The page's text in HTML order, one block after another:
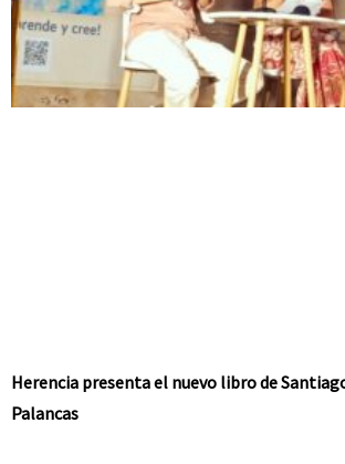
Herencia presenta el nuevo libro de
Palancas